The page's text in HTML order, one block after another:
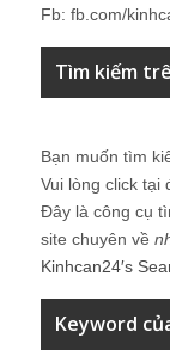
Fb: fb.com/
Tìm kiếm
Bạn muốn tìm
Vui lòng click tại
Đây là công cụ
site chuyên về
Kinhcan24′s
Keyword